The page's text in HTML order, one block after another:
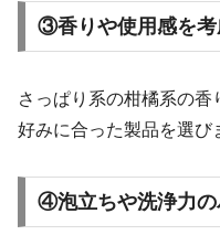
③香りや使用感を考
さっぱり系の柑橘系の
好みに合った製品を選び
④泡立ちや洗浄力の